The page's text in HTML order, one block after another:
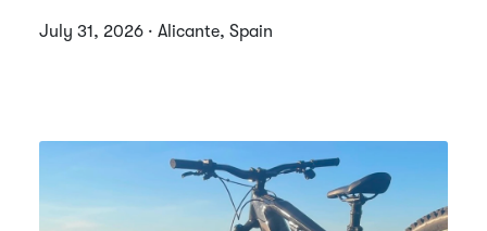
July 31, 2026 · Alicante, Spain